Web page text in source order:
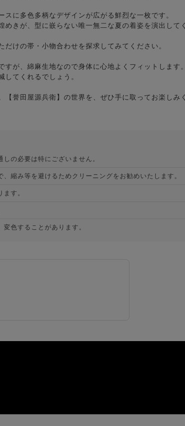
スに多色多柄なデザインが広がる鮮烈な一枚です。
きが、型に嵌らない唯一無二な夏の着姿を演出して
けの帯・小物合わせを探求してみてください。
が、綿麻生地なので身体に心地よくフィットします。
てくれるでしょう。
誉田屋源兵衛】の世界を、ぜひ手に取ってお楽しみ
の必要は特にございません。
縮み等を避けるためクリーニングをお勧めいたします。
す。
色することがあります。